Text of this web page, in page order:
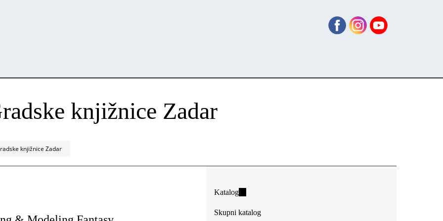
knjižnice Zadar
knjižnice Zadar
Katalog(link
external)
Skupni katalog